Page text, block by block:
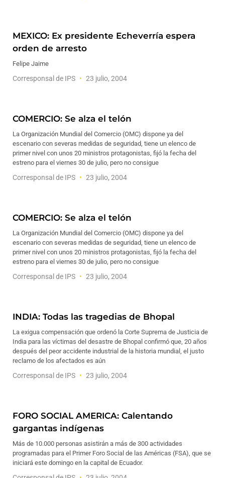
MEXICO: Ex presidente Echeverría espera
orden de arresto
Felipe Jaime
Corresponsal de IPS 23 julio, 2004
COMERCIO: Se alza el telón
La Organización Mundial del Comercio (OMC) dispone ya del
escenario con severas medidas de seguridad, tiene un elenco de
primer nivel con unos 20 ministros protagonistas, fijó la fecha del
estreno para el viernes 30 de julio, pero no consigue
Corresponsal de IPS 23 julio, 2004
COMERCIO: Se alza el telón
La Organización Mundial del Comercio (OMC) dispone ya del
escenario con severas medidas de seguridad, tiene un elenco de
primer nivel con unos 20 ministros protagonistas, fijó la fecha del
estreno para el viernes 30 de julio, pero no consigue
Corresponsal de IPS 23 julio, 2004
INDIA: Todas las tragedias de Bhopal
La exigua compensación que ordenó la Corte Suprema de Justicia de
India para las víctimas del desastre de Bhopal confirmó que, 20 años
después del peor accidente industrial de la historia mundial, el justo
reclamo de los afectados es aún
Corresponsal de IPS 23 julio, 2004
FORO SOCIAL AMERICA: Calentando
gargantas indígenas
Más de 10.000 personas asistirán a más de 300 actividades
programadas para el Primer Foro Social de las Américas (FSA), que se
iniciará este domingo en la capital de Ecuador.